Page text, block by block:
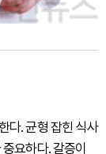
다. 균형 잡힌 식사
요하다. 갈증이